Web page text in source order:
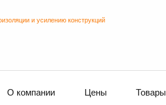
и усилению конструкций
О компании Цены Товары